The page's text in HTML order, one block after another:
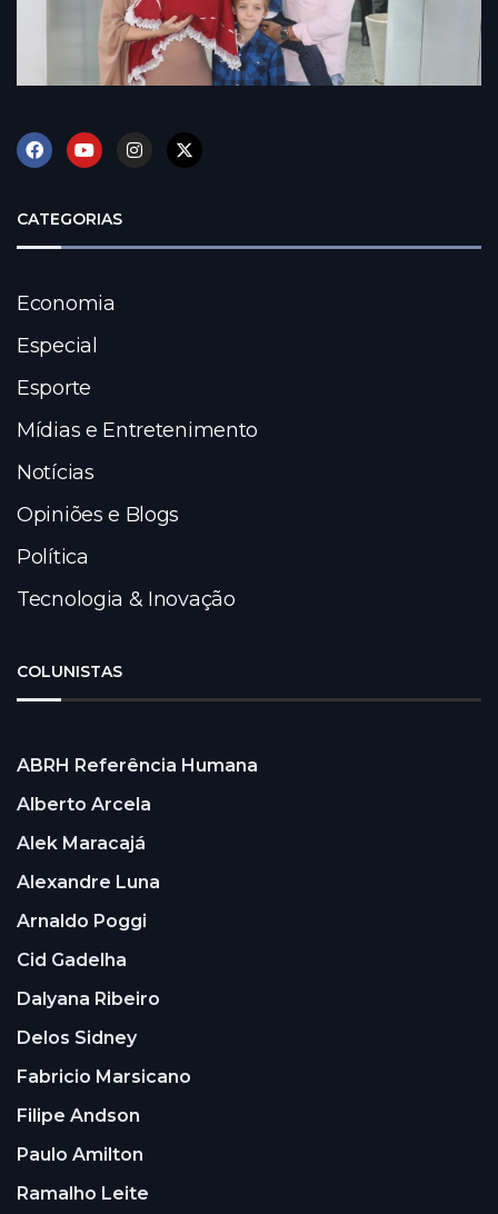
CATEGORIAS
Economia
Especial
Esporte
Mídias e Entretenimento
Notícias
Opiniões e Blogs
Política
Tecnologia & Inovação
COLUNISTAS
ABRH Referência Humana
Alberto Arcela
Alek Maracajá
Alexandre Luna
Arnaldo Poggi
Cid Gadelha
Dalyana Ribeiro
Delos Sidney
Fabricio Marsicano
Filipe Andson
Paulo Amilton
Ramalho Leite